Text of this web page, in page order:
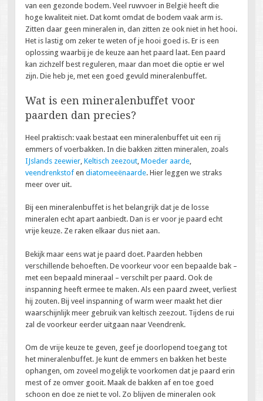
van een gezonde bodem. Veel ruwvoer in België heeft die
hoge kwaliteit niet. Dat komt omdat de bodem vaak arm is.
Zitten daar geen mineralen in, dan zitten ze ook niet in het hooi.
Het is lastig om zeker te weten of je hooi goed is. Er is een
oplossing waarbij je de keuze aan het paard laat. Een paard
kan zichzelf best reguleren, maar dan moet die optie er wel
zijn. Die heb je, met een goed gevuld mineralenbuffet.
Wat is een mineralenbuffet voor
paarden dan precies?
Heel praktisch: vaak bestaat een mineralenbuffet uit een rij
emmers of voerbakken. In die bakken zitten mineralen, zoals
IJslands zeewier ,Keltisch zeezout ,Moeder aarde
veendrenkstof endiatomeeënaarde. Hier leggen we straks
meer over uit.
Bij een mineralenbuffet is het belangrijk dat je de losse
mineralen echt apart aanbiedt. Dan is er voor je paard echt
vrije keuze. Ze raken elkaar dus niet aan.
Bekijk maar eens wat je paard doet. Paarden hebben
verschillende behoeften. De voorkeur voor een bepaalde bak –
met een bepaald mineraal – verschilt per paard. Ook de
inspanning heeft ermee te maken. Als een paard zweet, verliest
hij zouten. Bij veel inspanning of warm weer maakt het dier
waarschijnlijk meer gebruik van keltisch zeezout. Tijdens de rui
zal de voorkeur eerder uitgaan naar Veendrenk.
Om de vrije keuze te geven, geef je doorlopend toegang tot
het mineralenbuffet. Je kunt de emmers en bakken het beste
ophangen, om zoveel mogelijk te voorkomen dat je paard erin
mest of ze omver gooit. Maak de bakken af en toe goed
schoon en doe ze niet te vol. Zo blijven de mineralen ook